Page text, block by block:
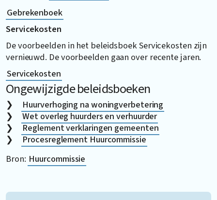
Gebrekenboek
Servicekosten
De voorbeelden in het beleidsboek Servicekosten zijn
vernieuwd. De voorbeelden gaan over recente jaren.
Servicekosten
Ongewijzigde beleidsboeken
Huurverhoging na woningverbetering
Wet overleg huurders en verhuurder
Reglement verklaringen gemeenten
Procesreglement Huurcommissie
Bron: Huurcommissie